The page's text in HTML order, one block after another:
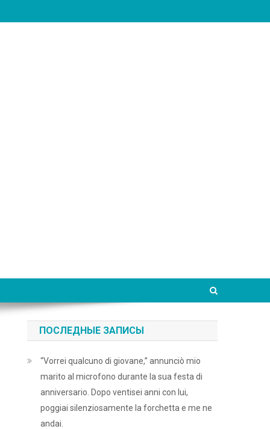
ПОСЛЕДНЫЕ ЗАПИСЫ
“Vorrei qualcuno di giovane,” annunciò mio
marito al microfono durante la sua festa di
anniversario. Dopo ventisei anni con lui,
poggiai silenziosamente la forchetta e me ne
andai.